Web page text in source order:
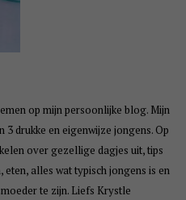
op mijn persoonlijke blog. Mijn
drukke en eigenwijze jongens. Op
over gezellige dagjes uit, tips
alles wat typisch jongens is en
te zijn. Liefs Krystle